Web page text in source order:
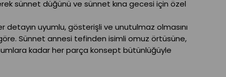
sünnet düğünü ve sünnet kına gecesi için özel
detayın uyumlu, gösterişli ve unutulmaz olmasını
Sünnet annesi tefinden isimli omuz örtüsüne,
kadar her parça konsept bütünlüğüyle